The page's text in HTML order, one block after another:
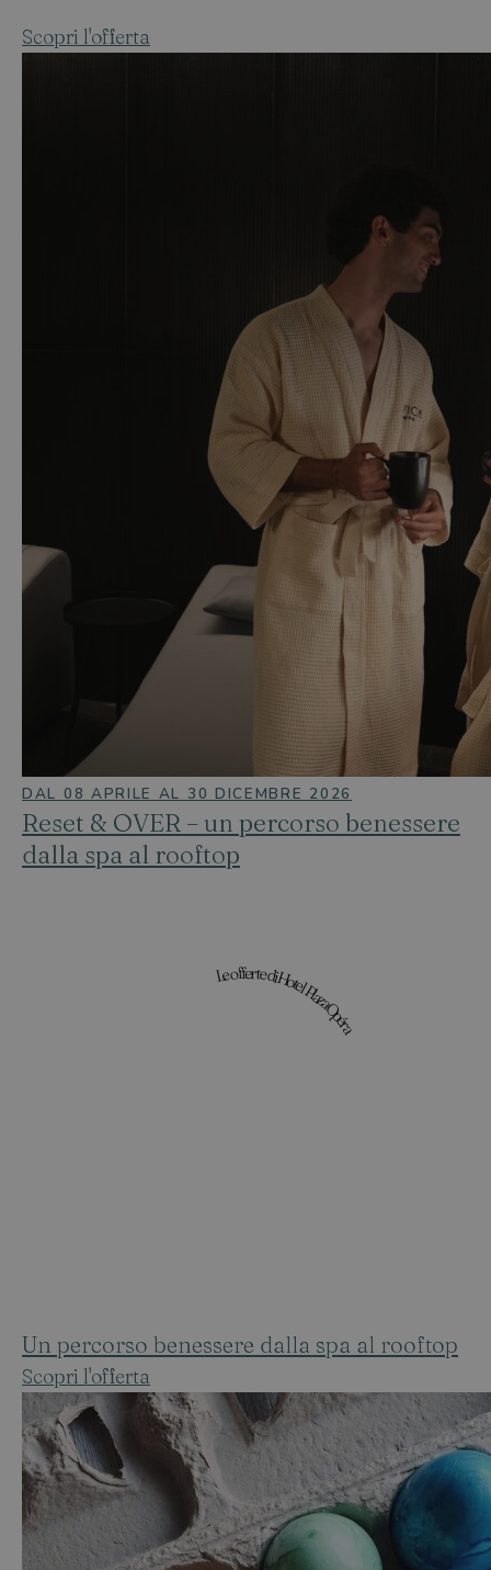
Scopri l'offerta
DAL 08 APRILE AL 30 DICEMBRE 2026
Reset & OVER – un percorso benessere
dalla spa al rooftop
Le offerte di Hotel Plaza Opéra
Un percorso benessere dalla spa al rooftop
Scopri l'offerta